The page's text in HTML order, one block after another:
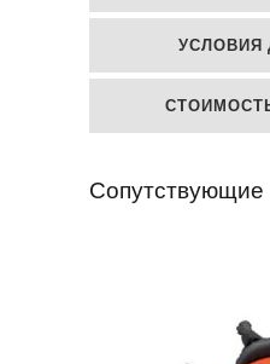
"Красавчик
УСЛОВИЯ
Сопутствующие